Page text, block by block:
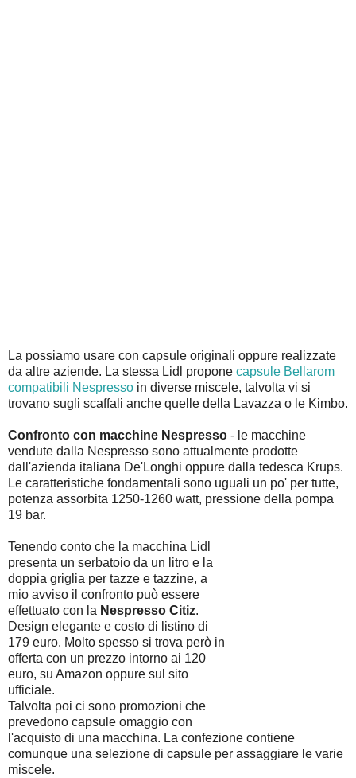
La possiamo usare con capsule originali oppure realizzate
da altre aziende. La stessa Lidl propone capsule Bellarom
compatibili Nespresso in diverse miscele, talvolta vi si
trovano sugli scaffali anche quelle della Lavazza o le Kimbo.
Confronto con macchine Nespresso - le macchine
vendute dalla Nespresso sono attualmente prodotte
dall'azienda italiana De'Longhi oppure dalla tedesca Krups.
Le caratteristiche fondamentali sono uguali un po' per tutte,
potenza assorbita 1250-1260 watt, pressione della pompa
19 bar.
Tenendo conto che la macchina Lidl
presenta un serbatoio da un litro e la
doppia griglia per tazze e tazzine, a
mio avviso il confronto può essere
effettuato con la Nespresso Citiz.
Design elegante e costo di listino di
179 euro. Molto spesso si trova però in
offerta con un prezzo intorno ai 120
euro, su Amazon oppure sul sito
ufficiale.
Talvolta poi ci sono promozioni che
prevedono capsule omaggio con
l'acquisto di una macchina. La confezione contiene
comunque una selezione di capsule per assaggiare le varie
miscele.